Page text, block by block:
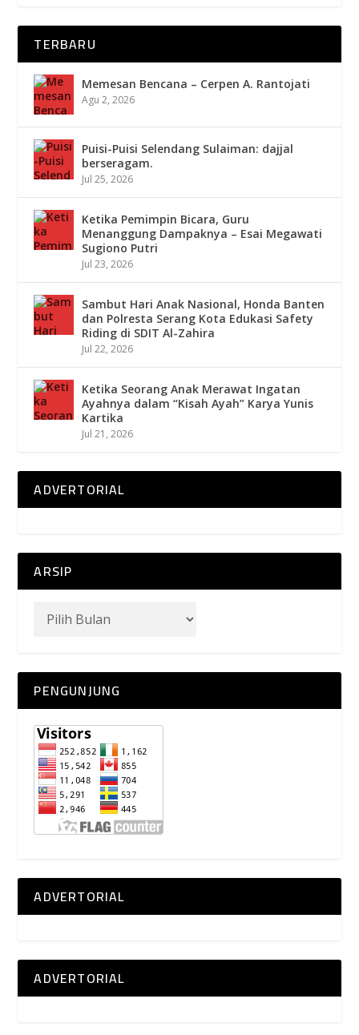
TERBARU
Memesan Bencana – Cerpen A. Rantojati
Agu 2, 2026
Puisi-Puisi Selendang Sulaiman: dajjal
berseragam.
Jul 25, 2026
Ketika Pemimpin Bicara, Guru
Menanggung Dampaknya – Esai Megawati
Sugiono Putri
Jul 23, 2026
Sambut Hari Anak Nasional, Honda Banten
dan Polresta Serang Kota Edukasi Safety
Riding di SDIT Al-Zahira
Jul 22, 2026
Ketika Seorang Anak Merawat Ingatan
Ayahnya dalam “Kisah Ayah” Karya Yunis
Kartika
Jul 21, 2026
ADVERTORIAL
ARSIP
PENGUNJUNG
ADVERTORIAL
ADVERTORIAL